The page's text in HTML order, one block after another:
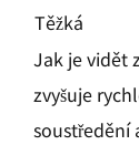
Těžká
Jak je vidět
zvyšuje
soustředění